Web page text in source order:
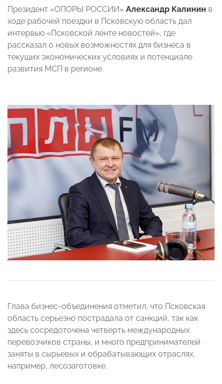
Президент «ОПОРЫ РОССИИ» Александр Калинин в
ходе рабочей поездки в Псковскую область дал
интервью «Псковской ленте новостей», где
рассказал о новых возможностях для бизнеса в
текущих экономических условиях и потенциале
развития МСП в регионе.
Глава бизнес-объединения отметил, что Псковская
область серьезно пострадала от санкций, так как
здесь сосредоточена четверть международных
перевозчиков страны, и много предпринимателей
заняты в сырьевых и обрабатывающих отраслях,
например, лесозаготовке.